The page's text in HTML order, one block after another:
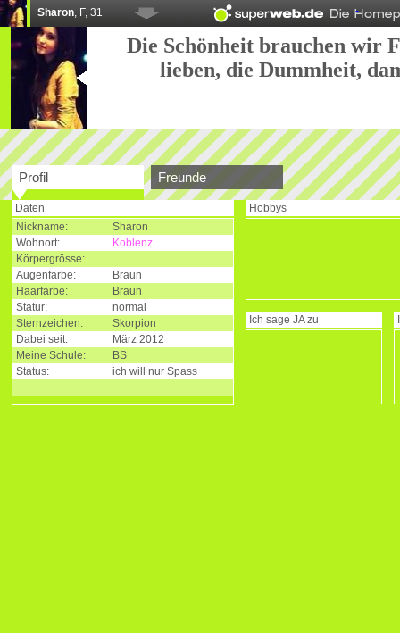
Sharon, F, 31
Die Schönheit brauchen wir
lieben, die Dummheit,
Profil Freunde
Daten
Nickname:
Sharon
Wohnort:
Koblenz
Körpergrösse:
Augenfarbe:
Braun
Haarfarbe:
Braun
Statur:
normal
Sternzeichen:
Skorpion
Dabei seit:
März 2012
Meine Schule:
BS
Status:
ich will nur Spass
Hobbys
Ich sage JAzu